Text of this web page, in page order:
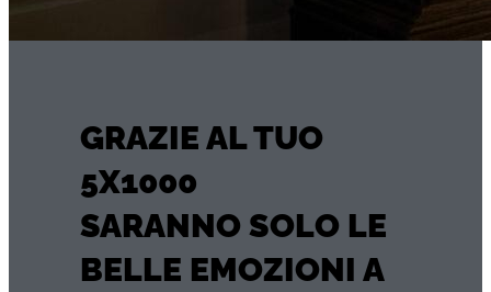
GRAZIE AL TUO
5X1000
SARANNO SOLO LE
BELLE EMOZIONI A